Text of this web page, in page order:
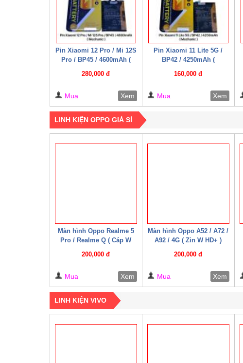
Pin Xiaomi 12 Pro / Mi 12S
Pro / BP45 / 4600mAh (
280,000 đ
Mua Xem
Pin Xiaomi 11 Lite 5G /
BP42 / 4250mAh (
160,000 đ
Mua Xem
LINH KIỆN OPPO GIÁ SỈ
Màn hình Oppo Realme 5
Pro / Realme Q ( Cáp W
200,000 đ
Mua Xem
Màn hình Oppo A52 / A72 /
A92 / 4G ( Zin W HD+ )
200,000 đ
Mua Xem
LINH KIỆN VIVO